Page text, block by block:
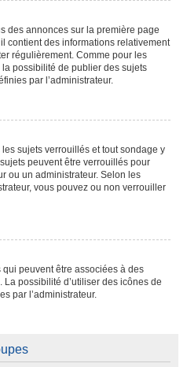
des annonces sur la première page
contient des informations relativement
régulièrement. Comme pour les
possibilité de publier des sujets
par l’administrateur.
sujets verrouillés et tout sondage y
peuvent être verrouillés pour
ou un administrateur. Selon les
vous pouvez ou non verrouiller
peuvent être associées à des
possibilité d’utiliser des icônes de
par l’administrateur.